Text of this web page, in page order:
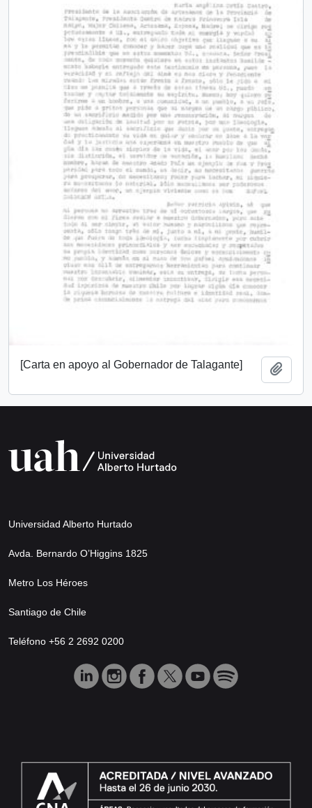
[Carta en apoyo al Gobernador de Talagante]
Universidad Alberto Hurtado
Avda. Bernardo O’Higgins 1825
Metro Los Héroes
Santiago de Chile
Teléfono +56 2 2692 0200